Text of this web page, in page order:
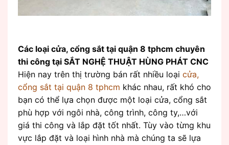
Các loại cửa, cổng sắt tại quận 8 tphcm chuyên
thi công tại SẮT NGHỆ THUẬT HÙNG PHÁT CNC
Hiện nay trên thị trường bán rất nhiều loại cửa,
cổng sắt tại quận 8 tphcm khác nhau, rất khó cho
bạn có thể lựa chọn được một loại cửa, cổng sắt
phù hợp với ngôi nhà, công trình, công ty,…với
giá thi công và lắp đặt tốt nhất. Tùy vào từng khu
vực lắp đặt và loại hình nhà mà chúng ta sẽ lựa